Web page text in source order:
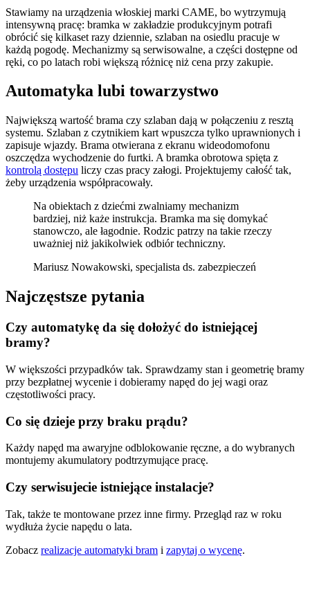
Stawiamy na urządzenia włoskiej marki CAME, bo wytrzymują
intensywną pracę: bramka w zakładzie produkcyjnym potrafi
obrócić się kilkaset razy dziennie, szlaban na osiedlu pracuje w
każdą pogodę. Mechanizmy są serwisowalne, a części dostępne od
ręki, co po latach robi większą różnicę niż cena przy zakupie.
Automatyka lubi towarzystwo
Największą wartość brama czy szlaban dają w połączeniu z resztą
systemu. Szlaban z czytnikiem kart wpuszcza tylko uprawnionych i
zapisuje wjazdy. Brama otwierana z ekranu wideodomofonu
oszczędza wychodzenie do furtki. A bramka obrotowa spięta z
kontrolą dostępu liczy czas pracy załogi. Projektujemy całość tak,
żeby urządzenia współpracowały.
Na obiektach z dziećmi zwalniamy mechanizm
bardziej, niż każe instrukcja. Bramka ma się domykać
stanowczo, ale łagodnie. Rodzic patrzy na takie rzeczy
uważniej niż jakikolwiek odbiór techniczny.
Mariusz Nowakowski, specjalista ds. zabezpieczeń
Najczęstsze pytania
Czy automatykę da się dołożyć do istniejącej
bramy?
W większości przypadków tak. Sprawdzamy stan i geometrię bramy
przy bezpłatnej wycenie i dobieramy napęd do jej wagi oraz
częstotliwości pracy.
Co się dzieje przy braku prądu?
Każdy napęd ma awaryjne odblokowanie ręczne, a do wybranych
montujemy akumulatory podtrzymujące pracę.
Czy serwisujecie istniejące instalacje?
Tak, także te montowane przez inne firmy. Przegląd raz w roku
wydłuża życie napędu o lata.
Zobacz realizacje automatyki bram i zapytaj o wycenę.